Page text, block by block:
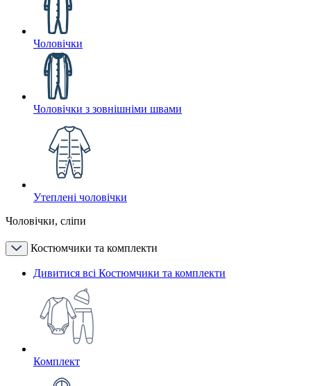
Чоловічки
Чоловічки з зовнішніми швами
Утеплені чоловічки
Чоловічки, сліпи
Костюмчики та комплекти
Дивитися всі Костюмчики та комплекти
Комплект